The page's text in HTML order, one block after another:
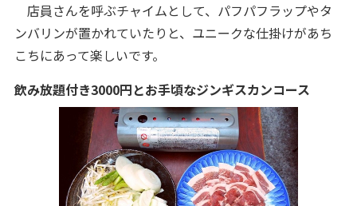
店員さんを呼ぶチャイムとして、パフパフラップやタ
ンバリンが置かれていたりと、ユニークな仕掛けがあち
こちにあって楽しいです。
飲み放題付き3000円とお手頃なジンギスカンコース